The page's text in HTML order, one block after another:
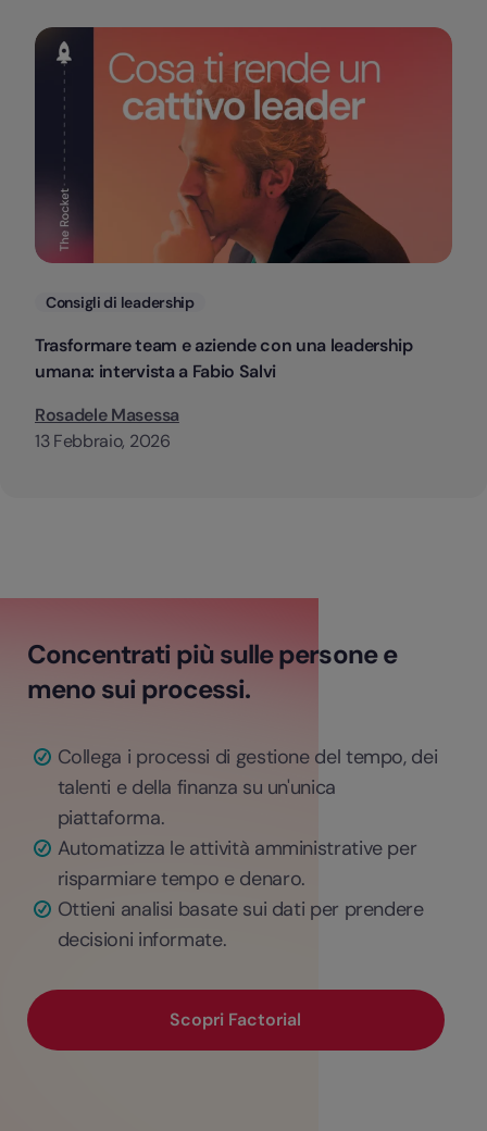
Categorie
Consigli di leadership
Trasformare team e aziende con una leadership
umana: intervista a Fabio Salvi
Rosadele Masessa
13 Febbraio, 2026
Concentrati più sulle persone e
meno sui processi.
Collega i processi di gestione del tempo, dei
talenti e della finanza su un'unica
piattaforma.
Automatizza le attività amministrative per
risparmiare tempo e denaro.
Ottieni analisi basate sui dati per prendere
decisioni informate.
Scopri Factorial